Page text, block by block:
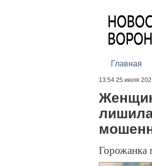
Главная
13:54 25 июля
Горожанка